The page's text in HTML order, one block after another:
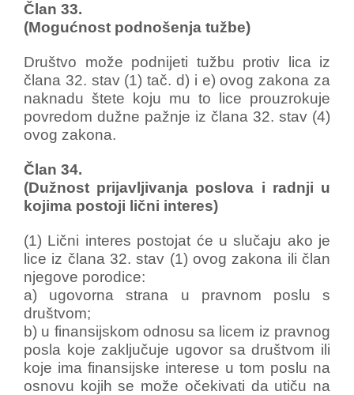
Član 33.
(Mogućnost podnošenja tužbe)
Društvo može podnijeti tužbu protiv lica iz
člana 32. stav (1) tač. d) i e) ovog zakona za
naknadu štete koju mu to lice prouzrokuje
povredom dužne pažnje iz člana 32. stav (4)
ovog zakona.
Član 34.
(Dužnost prijavljivanja poslova i radnji u
kojima postoji lični interes)
(1) Lični interes postojat će u slučaju ako je
lice iz člana 32. stav (1) ovog zakona ili član
njegove porodice:
a) ugovorna strana u pravnom poslu s
društvom;
b) u finansijskom odnosu sa licem iz pravnog
posla koje zaključuje ugovor sa društvom ili
koje ima finansijske interese u tom poslu na
osnovu kojih se može očekivati da utiču na